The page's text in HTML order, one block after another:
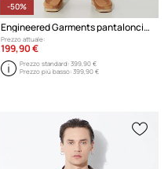
-50%
Engineered Garments pantaloncini FA
Prezzo attuale:
199,90 €
Prezzo standard:399,90 €
Prezzo più basso:399,90 €